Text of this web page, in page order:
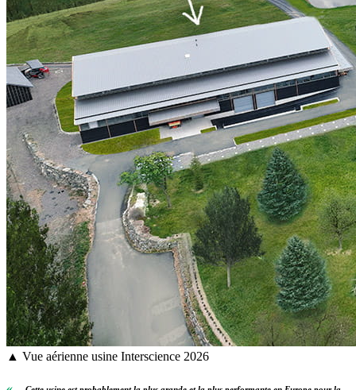
▲ Vue aérienne usine Interscience 2026